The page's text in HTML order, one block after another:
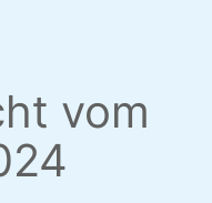
vom